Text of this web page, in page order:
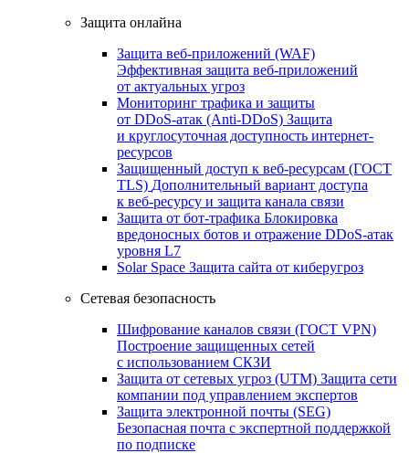
Защита онлайна
Защита веб-приложений (WAF)
Эффективная защита веб-приложений
от актуальных угроз
Мониторинг трафика и защиты
от DDoS‑атак (Anti‑DDoS) Защита
и круглосуточная доступность интернет-
ресурсов
Защищенный доступ к веб-ресурсам (ГОСТ
TLS) Дополнительный вариант доступа
к веб‑ресурсу и защита канала связи
Защита от бот‑трафика Блокировка
вредоносных ботов и отражение DDoS‑атак
уровня L7
Solar Space Защита сайта от киберугроз
Сетевая безопасность
Шифрование каналов связи (ГОСТ VPN)
Построение защищенных сетей
с использованием СКЗИ
Защита от сетевых угроз (UTM) Защита сети
компании под управлением экспертов
Защита электронной почты (SEG)
Безопасная почта с экспертной поддержкой
по подписке